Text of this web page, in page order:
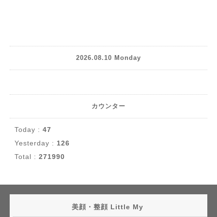
2026.08.10 Monday
カウンター
Today : 47
Yesterday : 126
Total : 271990
美顔・整顔 Little My